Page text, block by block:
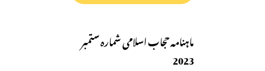
ماہنامہ حجاب اسلامی شمارہ ستمبر
2023